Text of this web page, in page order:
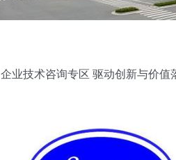
企业技术咨询专区 驱动创新与价值